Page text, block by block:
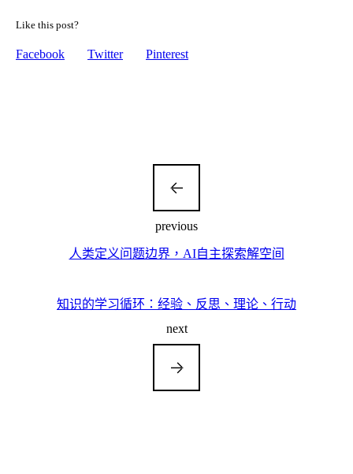
Like this post?
Facebook Twitter Pinterest
人类定义问题边界，AI自主探索解空间
previous
知识的学习循环：经验、反思、理论、行动
next